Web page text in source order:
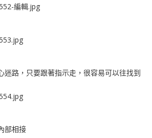
迷路，只要跟著指示走，很容易可以往找到
部相接